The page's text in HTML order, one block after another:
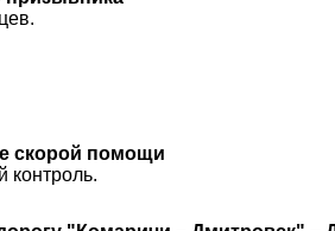
скорой помощи
контроль.